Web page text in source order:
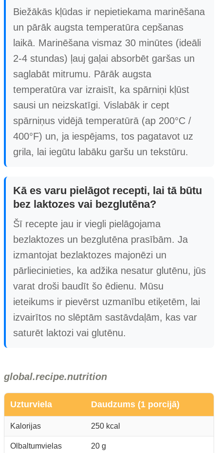
Biežākās kļūdas ir nepietiekama marinēšana
un pārāk augsta temperatūra cepšanas
laikā. Marinēšana vismaz 30 minūtes (ideāli
2-4 stundas) ļauj gaļai absorbēt garšas un
saglabāt mitrumu. Pārāk augsta
temperatūra var izraisīt, ka spārniņi kļūst
sausi un neizskatīgi. Vislabāk ir cept
spārniņus vidējā temperatūrā (ap 200°C /
400°F) un, ja iespējams, tos pagatavot uz
grila, lai iegūtu labāku garšu un tekstūru.
Kā es varu pielāgot recepti, lai tā būtu
bez laktozes vai bezglutēna?
Šī recepte jau ir viegli pielāgojama
bezlaktozes un bezglutēna prasībām. Ja
izmantojat bezlaktozes majonēzi un
pārliecinieties, ka adžika nesatur glutēnu, jūs
varat droši baudīt šo ēdienu. Mūsu
ieteikums ir pievērst uzmanību etiķetēm, lai
izvairītos no slēptām sastāvdaļām, kas var
saturēt laktozi vai glutēnu.
global.recipe.nutrition
Uzturviela Daudzums (1 porcijā)
Kalorijas 250 kcal
Olbaltumvielas 20 g